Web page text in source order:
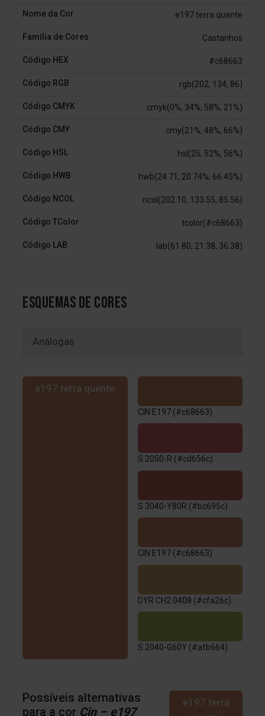
Nome da Cor e197 terra quente
Família de Cores Castanhos
Código HEX #c68663
Código RGB rgb(202, 134, 86)
Código CMYK cmyk(0%, 34%, 58%, 21%)
Código CMY cmy(21%, 48%, 66%)
Código HSL hsl(25, 52%, 56%)
Código HWB hwb(24.71, 20.74%, 66.45%)
Código NCOL ncol(202.10, 133.55, 85.56)
Código TColor tcolor(#c68663)
Código LAB lab(61.80, 21.38, 36.38)
ESQUEMAS DE CORES
e197 terra quente
CIN E197 (#c68663)
S 2050-R (#cd656c)
S 3040-Y80R (#bc695c)
CIN E197 (#c68663)
DYR CH2 0408 (#cfa26c)
S 2040-G60Y (#afb664)
Possíveis alternativas
para a cor Cin – e197
e197 terra